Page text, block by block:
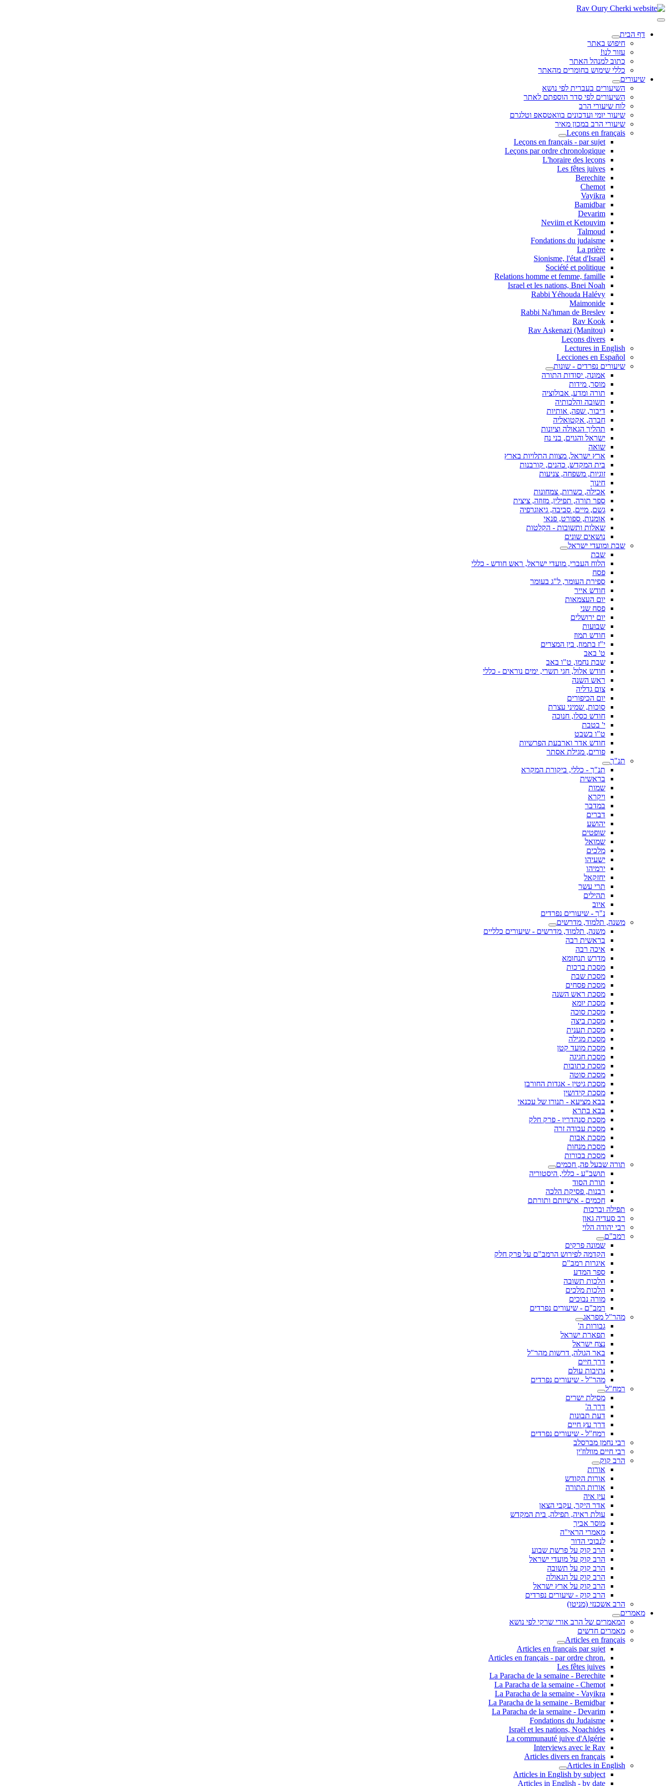
דף הבית
חיפוש באתר
עזור לנו!
כתוב למנהל האתר
כללי שימוש בחומרים מהאתר
שיעורים
השיעורים בעברית לפי נושא
השיעורים לפי סדר הוספתם לאתר
לוח שיעורי הרב
שיעור יומי ועדכונים בוואטסאפ וטלגרם
שיעורי הרב במכון מאיר
Leçons en français
Leçons en français - par sujet
Leçons par ordre chronologique
L'horaire des leçons
Les fêtes juives
Berechite
Chemot
Vayikra
Bamidbar
Devarim
Neviim et Ketouvim
Talmoud
Fondations du judaisme
La prière
Sionisme, l'état d'Israël
Société et politique
Relations homme et femme, famille
Israel et les nations, Bnei Noah
Rabbi Yéhouda Halévy
Maimonide
Rabbi Na'hman de Breslev
Rav Kook
(Rav Askenazi (Manitou
Leçons divers
Lectures in English
Lecciones en Español
שיעורים נפרדים - שונות
אמונה, יסודות התורה
מוסר, מידות
תורה ומדע, אבולוציה
תשובה והלכותיה
דיבור, שפה, אותיות
חברה, אקטואליה
תהליך הגאולה וציונות
ישראל והגוים, בני נח
שואה
ארץ ישראל, מצוות התלויות בארץ
בית המקדש, כהנים, קורבנות
זוגיות, משפחה, צניעות
חינוך
אכילה, כשרות, צמחונות
ספר תורה, תפילין, מזוזה, ציצית
גשם, מיים, סביבה, גיאוגרפיה
אומנות, ספורט, פנאי
שאלות ותשובות - הקלטות
נושאים שונים
שבת ומועדי ישראל
שבת
הלוח העברי, מועדי ישראל, ראש חודש - כללי
פסח
ספירת העומר, ל"ג בעומר
חודש אייר
יום העצמאות
פסח שני
יום ירושלים
שבועות
חודש תמוז
י"ז בתמוז, בין המצרים
ט' באב
שבת נחמו, ט"ו באב
חודש אלול, חגי תשרי, ימים נוראים - כללי
ראש השנה
צום גדליה
יום הכיפורים
סוכות, שמיני עצרת
חודש כסלו, חנוכה
י' בטבת
ט"ו בשבט
חודש אדר וארבעת הפרשיות
פורים, מגילת אסתר
תנ"ך
תנ"ך - כללי, ביקורת המקרא
בראשית
שמות
ויקרא
במדבר
דברים
יהושע
שופטים
שמואל
מלכים
ישעיהו
ירמיהו
יחזקאל
תרי עשר
תהילים
איוב
נ"ך - שיעורים נפרדים
משנה, תלמוד, מדרשים
משנה, תלמוד, מדרשים - שיעורים כלליים
בראשית רבה
איכה רבה
מדרש תנחומא
מסכת ברכות
מסכת שבת
מסכת פסחים
מסכת ראש השנה
מסכת יומא
מסכת סוכה
מסכת ביצה
מסכת תענית
מסכת מגילה
מסכת מועד קטן
מסכת חגיגה
מסכת כתובות
מסכת סוטה
מסכת גיטין - אגדות החורבן
מסכת קידושין
בבא מציעא - תנורו של עכנאי
בבא בתרא
מסכת סנהדרין - פרק חלק
מסכת עבודה זרה
מסכת אבות
מסכת מנחות
מסכת בכורות
תורה שבעל פה, חכמים
תושב"ע - כללי, היסטוריה
תורת הסוד
רבנות, פסיקת הלכה
חכמים - אישיותם ותורתם
תפילה וברכות
רב סעדיה גאון
רבי יהודה הלוי
רמב"ם
שמונה פרקים
הקדמה לפירוש הרמב"ם על פרק חלק
איגרות רמב"ם
ספר המדע
הלכות תשובה
הלכות מלכים
מורה נבוכים
רמב"ם - שיעורים נפרדים
מהר"ל מפראג
גבורות ה'
תפארת ישראל
נצח ישראל
באר הגולה, דרשות מהר"ל
דרך חיים
נתיבות עולם
מהר"ל - שיעורים נפרדים
רמח"ל
מסילת ישרים
דרך ה'
דעת תבונות
דרך עץ חיים
רמח"ל - שיעורים נפרדים
רבי נחמן מברסלב
רבי חיים מוולוז'ין
הרב קוק
אורות
אורות הקודש
אורות התורה
עין איה
אדר היקר, עקבי הצאן
עולת ראיה, תפילה, בית המקדש
מוסר אביך
מאמרי הראי"ה
לנבוכי הדור
הרב קוק על פרשת שבוע
הרב קוק על מועדי ישראל
הרב קוק על תשובה
הרב קוק על הגאולה
הרב קוק על ארץ ישראל
הרב קוק - שיעורים נפרדים
הרב אשכנזי (מניטו)
מאמרים
המאמרים של הרב אורי שרקי לפי נושא
מאמרים חדשים
Articles en français
Articles en français par sujet
.Articles en français - par ordre chron
Les fêtes juives
La Paracha de la semaine - Berechite
La Paracha de la semaine - Chemot
La Paracha de la semaine - Vayikra
La Paracha de la semaine - Bemidbar
La Paracha de la semaine - Devarim
Fondations du Judaisme
Israël et les nations, Noachides
La communauté juive d'Algérie
Interviews avec le Rav
Articles divers en français
Articles in English
Articles in English by subject
Articles in English - by date